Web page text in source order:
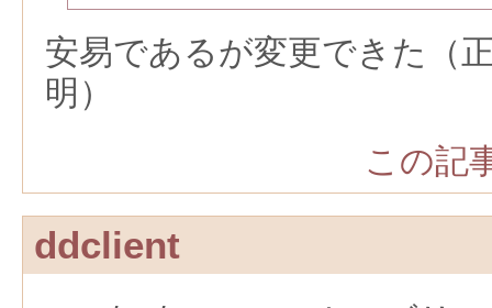
安易であるが変更できた（
明）
この記
ddclient